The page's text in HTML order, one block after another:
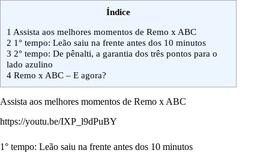
Índice
1 Assista aos melhores momentos de Remo x ABC
2 1° tempo: Leão saiu na frente antes dos 10 minutos
3 2° tempo: De pênalti, a garantia dos três pontos para o
lado azulino
4 Remo x ABC – E agora?
Assista aos melhores momentos de Remo x ABC
https://youtu.be/IXP_l9dPuBY
1° tempo: Leão saiu na frente antes dos 10 minutos